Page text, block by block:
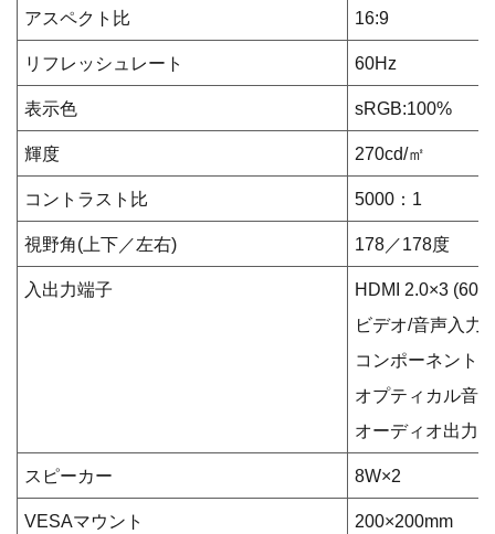
アスペクト比 16:9
リフレッシュレート 60Hz
表示色 sRGB:100%
輝度 270cd/㎡
コントラスト比 5000：1
視野角(上下／左右) 178／178度
入出力端子
HDMI 2.0×3
ビデオ/音声入力
コンポーネント
オプティカル音
オーディオ出力
スピーカー 8W×2
VESAマウント 200×200mm